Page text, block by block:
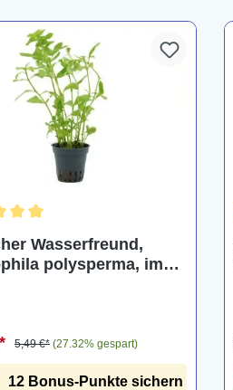
Wasserfreund,
polysperma, im
5,49 €* (27.32% gespart)
12 Bonus-Punkte sichern